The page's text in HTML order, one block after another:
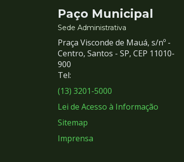
Contato
e
Redes
Sociais
Paço Municipal
Sede Administrativa
Praça Visconde de Mauá, s/nº -
Centro, Santos - SP, CEP 11010-
900
Tel:
(13) 3201-5000
Lei de Acesso à Informação
Sitemap
Imprensa